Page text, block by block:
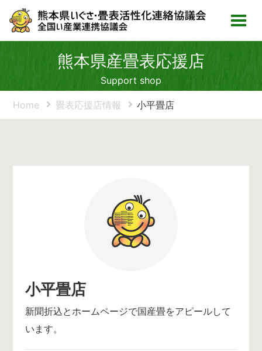
熊本県産畳表応援店
Support shop
Home 畳表応援店情報 小平畳店
小平畳店
新聞折込とホームページで国産畳をアピールして
います。